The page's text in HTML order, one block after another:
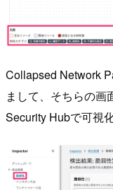
Collapsed Network
まして、そちらの画
Security Hubで可視